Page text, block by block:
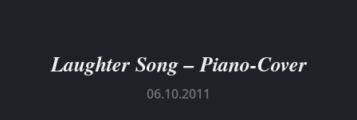
Laughter Song – Piano-Cover
06.10.2011